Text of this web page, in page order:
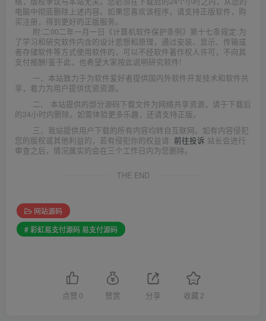
电脑中彻底删除上述内容。如果您喜欢该程序，请支持正版软件，购
买注册，得到更好的正版服务。
附:二00二年一月一日《计算机软件保护条例》第十七条规定:为
了学习和研究软件内含的设计思想和原理，通过安装、显示、传输或
者存储软件等方式使用软件的，可以不经软件著作权人许可，不向其
支付报酬!鉴于此，也希望大家按此说明研究软件!
一、本站致力于为软件爱好者提供国内外软件开发技术和软件共
享，着力为用户提供优资资源。
二、 本站提供的部分源码下载文件为网络共享资源，请于下载后
的24小时内删除。如需体验更多乐趣，还请支持正版。
三、我站提供用户下载的所有内容均转自互联网。如有内容侵犯
您的版权或其他利益的，若有侵犯你的权益请: 前往投诉 站长会进行
审查之后，情况属实的会在三个工作日内为您删除。
THE END
网站源码
# 彩虹易支付源码 易支付源码
点赞 0 赞赏 分享 收藏 2